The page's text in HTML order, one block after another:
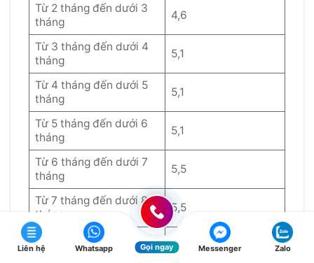
Từ 2 tháng đến dưới 3
tháng
4,6
Từ 3 tháng đến dưới 4
tháng
5,1
Từ 4 tháng đến dưới 5
tháng
5,1
Từ 5 tháng đến dưới 6
tháng
5,1
Từ 6 tháng đến dưới 7
tháng
5,5
Từ 7 tháng đến dưới 8
tháng
5,5
Từ 8 tháng đến dưới 9
tháng
5,5
Liên hệ Whatsapp Gọi ngay Messenger Zalo